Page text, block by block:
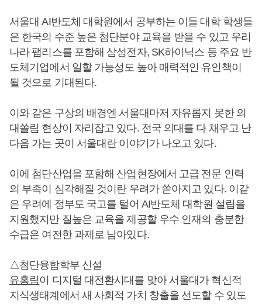
서울대 AI반도체 대학원에서 공부하는 이들 대학 학생들
은 한국의 수준 높은 첨단분야 교육을 받을 수 있고 우리
나라 팹리스를 포함해 삼성전자, SK하이닉스 등 주요 반
도체기업에서 일할 가능성도 높아 매력적인 유인책이
될 것으로 기대된다.
이와 같은 구상의 배경엔 서울대마저 자유롭지 못한 의
대쏠림 현상이 자리잡고 있다. 전국 의대를 다 채우고 난
다음 가는 곳이 서울대란 이야기가 나오고 있다.
이에 첨단산업을 포함해 산업현장에서 고급 전문 인력
의 부족이 심각해질 것이란 우려가 쏟아지고 있다. 이같
은 우려에 정부도 국고를 털어 AI반도체 대학원 설립을
지원했지만 질높은 교육을 제공할 우수 인재의 충분한
수급은 여전한 과제로 남아있다.
△첨단융합학부 신설
유홍림이 디지털 대전환시대를 맞아 서울대가 혁신적
지식생태계에서 새 사회적 가치 창출을 선도할 수 있도